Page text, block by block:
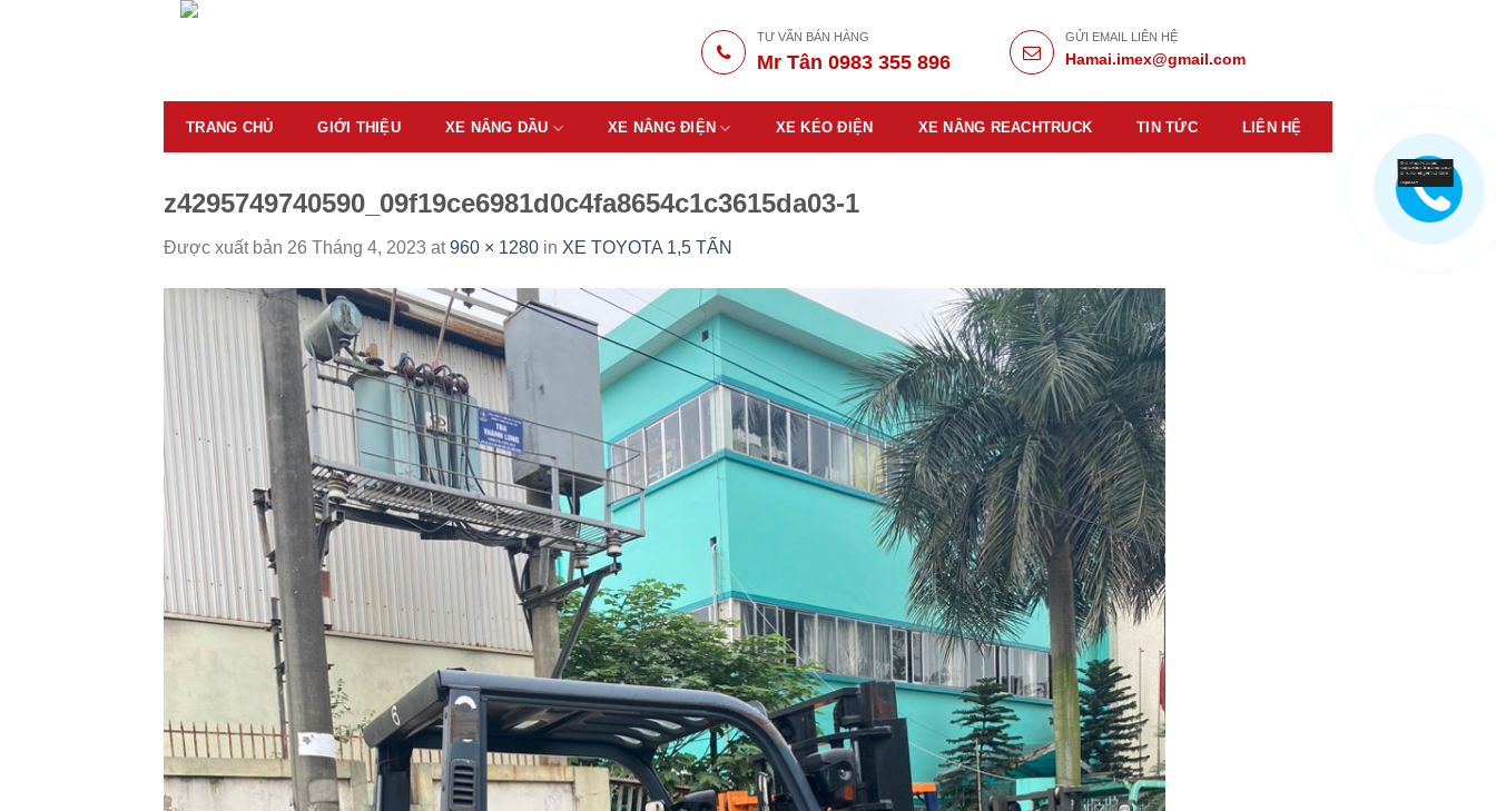
TƯ VẤN BÁN HÀNG
Mr Tân 0983 355 896
GỬI EMAIL LIÊN HỆ
Hamai.imex@gmail.com
TRANG CHỦ GIỚI THIỆU XE NÂNG DẦU XE NÂNG ĐIỆN XE KÉO ĐIỆN XE NÂNG REACHTRUCK TIN TỨC LIÊN HỆ
z4295749740590_09f19ce6981d0c4fa8654c1c3615da03-1
Được xuất bản 26 Tháng 4, 2023 at960 × 1280 in XE TOYOTA 1,5 TẤN